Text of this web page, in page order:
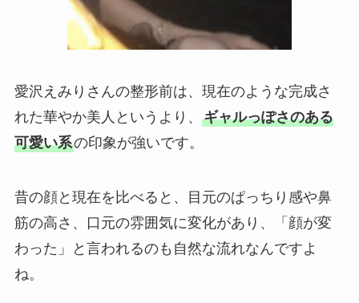
愛沢えみりさんの整形前は、現在のような完成さ
れた華やか美人というより、 ギャルっぽさのある
可愛い系の印象が強いです。
昔の顔と現在を比べると、目元のぱっちり感や鼻
筋の高さ、口元の雰囲気に変化があり、「顔が変
わった」と言われるのも自然な流れなんですよ
ね。